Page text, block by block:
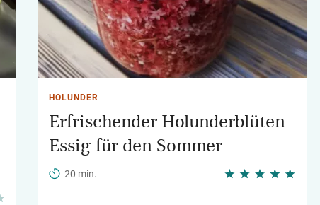
HOLUNDER
Erfrischender Holunderblüten
Essig für den Sommer
20 min.